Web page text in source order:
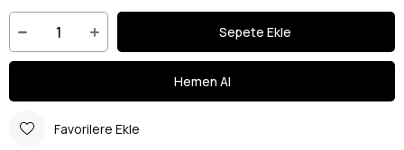
Favorilere Ekle